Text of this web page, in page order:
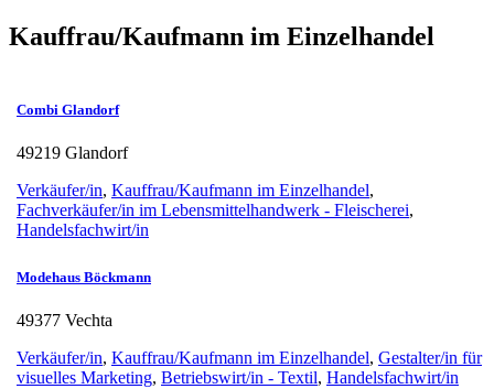
Kauffrau/Kaufmann im Einzelhandel
Combi Glandorf
49219 Glandorf
Verkäufer/in, Kauffrau/Kaufmann im Einzelhandel,
Fachverkäufer/in im Lebensmittelhandwerk - Fleischerei,
Handelsfachwirt/in
Modehaus Böckmann
49377 Vechta
Verkäufer/in, Kauffrau/Kaufmann im Einzelhandel, Gestalter/in für
visuelles Marketing, Betriebswirt/in - Textil, Handelsfachwirt/in